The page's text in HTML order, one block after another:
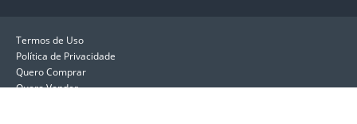
Termos de Uso
Política de Privacidade
Quero Comprar
Quero Vender